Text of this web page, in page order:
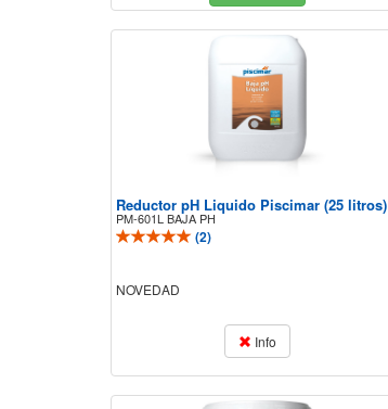
Reductor pH Liquido Piscimar (25 litros)
PM-601L BAJA PH
(2)
NOVEDAD
Info